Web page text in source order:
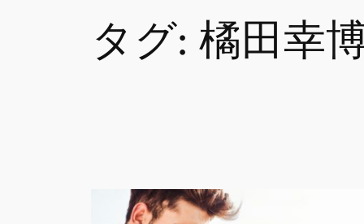
タグ: 橘田幸